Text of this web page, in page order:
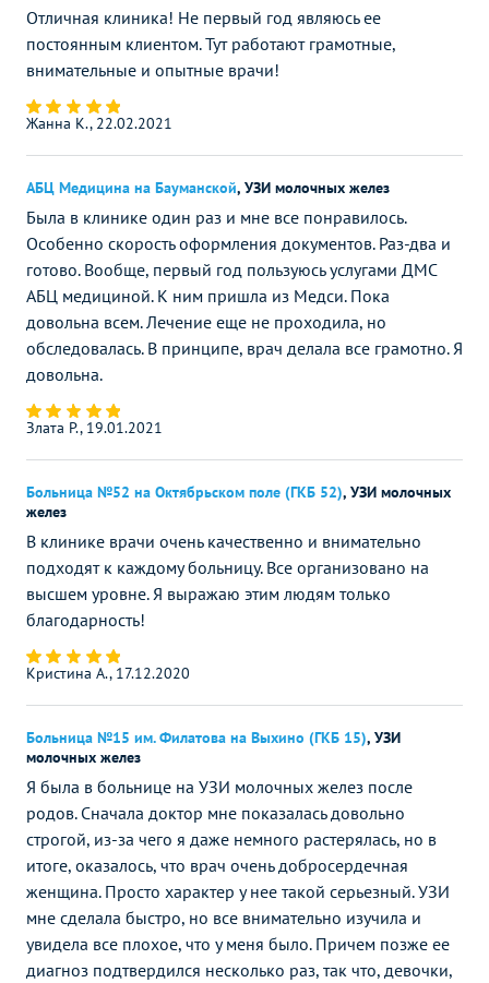
Отличная клиника! Не первый год являюсь ее
постоянным клиентом. Тут работают грамотные,
внимательные и опытные врачи!
Жанна К., 22.02.2021
АБЦ Медицина на Бауманской, УЗИ молочных желез
Была в клинике один раз и мне все понравилось.
Особенно скорость оформления документов. Раз-два и
готово. Вообще, первый год пользуюсь услугами ДМС
АБЦ медициной. К ним пришла из Медси. Пока
довольна всем. Лечение еще не проходила, но
обследовалась. В принципе, врач делала все грамотно. Я
довольна.
Злата Р., 19.01.2021
Больница №52 на Октябрьском поле (ГКБ 52), УЗИ молочных
желез
В клинике врачи очень качественно и внимательно
подходят к каждому больницу. Все организовано на
высшем уровне. Я выражаю этим людям только
благодарность!
Кристина А., 17.12.2020
Больница №15 им. Филатова на Выхино (ГКБ 15), УЗИ
молочных желез
Я была в больнице на УЗИ молочных желез после
родов. Сначала доктор мне показалась довольно
строгой, из-за чего я даже немного растерялась, но в
итоге, оказалось, что врач очень добросердечная
женщина. Просто характер у нее такой серьезный. УЗИ
мне сделала быстро, но все внимательно изучила и
увидела все плохое, что у меня было. Причем позже ее
диагноз подтвердился несколько раз, так что, девочки,